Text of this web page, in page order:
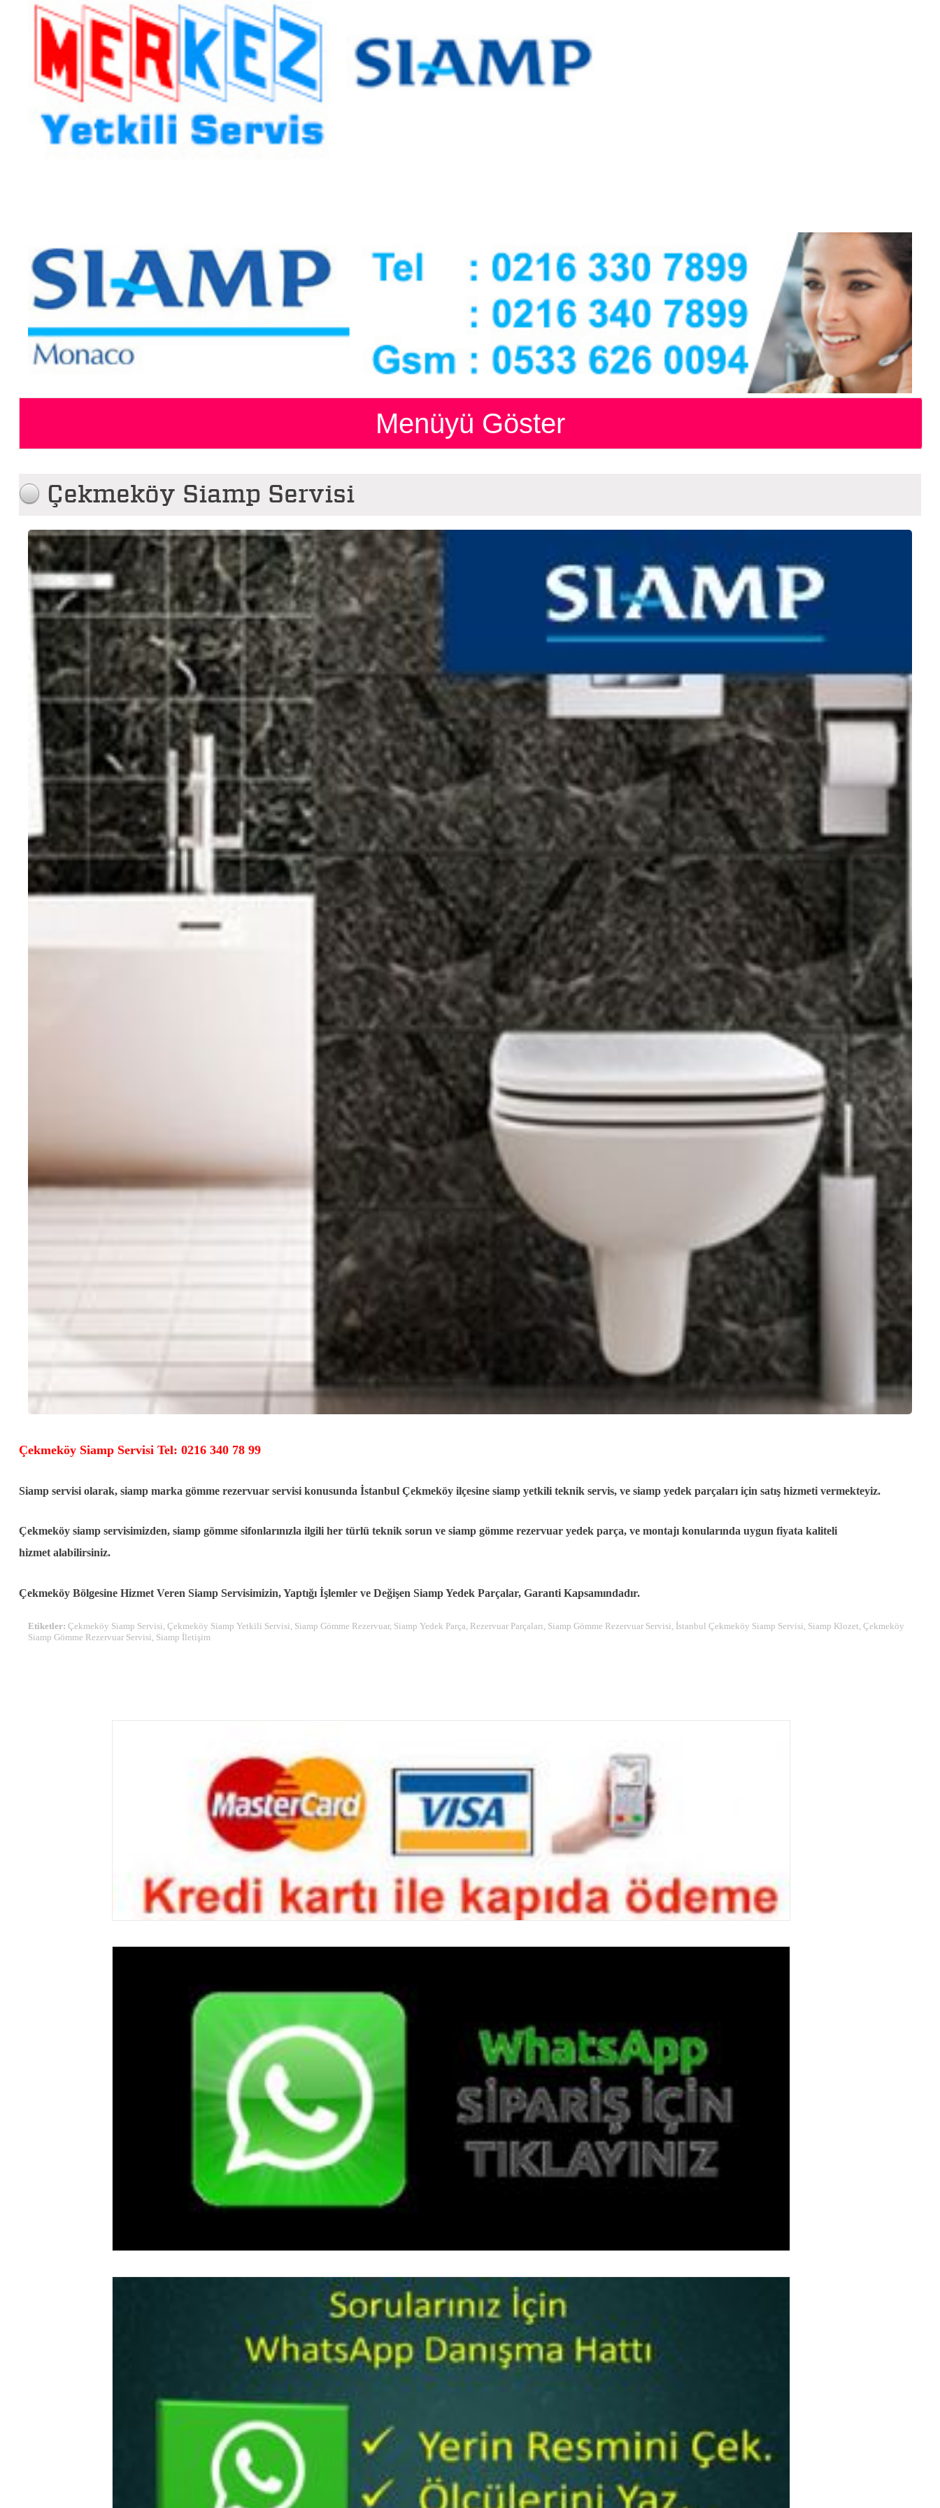
Menüyü Göster
Çekmeköy Siamp Servisi
Çekmeköy Siamp Servisi Tel: 0216 340 78 99
Siamp servisi olarak, siamp marka gömme rezervuar servisi konusunda İstanbul Çekmeköy ilçesine siamp yetkili teknik servis,ve siamp yedek parçaları için satış hizmeti vermekteyiz.
Çekmeköy siamp servisimizden, siamp gömme sifonlarınızla ilgili her türlü teknik sorun ve siamp gömme rezervuar yedek parça, ve montajı konularında uygun fiyata kaliteli
hizmet alabilirsiniz.
Çekmeköy Bölgesine Hizmet Veren Siamp Servisimizin, Yaptığı İşlemler ve Değişen Siamp Yedek Parçalar, Garanti Kapsamındadır.
Etiketler: Çekmeköy Siamp Servisi, Çekmeköy Siamp Yetkili Servisi, Siamp Gömme Rezervuar, Siamp Yedek Parça, Rezervuar Parçaları, Siamp Gömme Rezervuar Servisi, İstanbul Çekmeköy Siamp Servisi, Siamp Klozet, Çekmeköy
Siamp Gömme Rezervuar Servisi, Siamp İletişim